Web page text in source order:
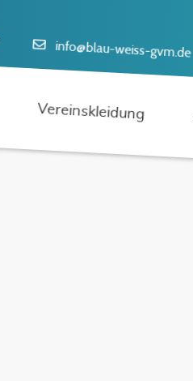
info@blau-weiss-gvm.de
Vereinskleidung